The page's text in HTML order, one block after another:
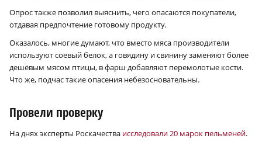
Опрос также позволил выяснить, чего опасаются покупатели,
отдавая предпочтение готовому продукту.
Оказалось, многие думают, что вместо мяса производители
используют соевый белок, а говядину и свинину заменяют более
дешёвым мясом птицы, в фарш добавляют перемолотые кости.
Что же, подчас такие опасения небезосновательны.
Провели проверку
На днях эксперты Роскачества исследовали 20 марок пельменей.